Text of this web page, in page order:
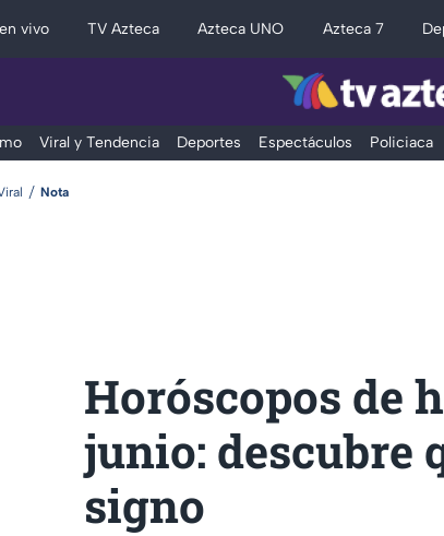
en vivo TV Azteca Azteca UNO Azteca 7
Viral y Tendencia Deportes Espectáculos Policiaca
Nota
Horóscopos de
junio: descubre
signo